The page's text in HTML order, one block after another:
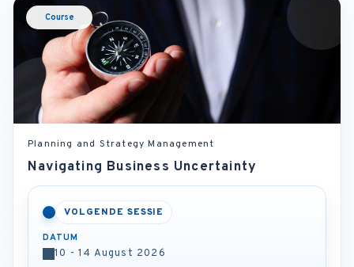
Course
Planning and Strategy Management
Navigating Business Uncertainty
VOLGENDE SESSIE
DATUM
10 - 14 August 2026